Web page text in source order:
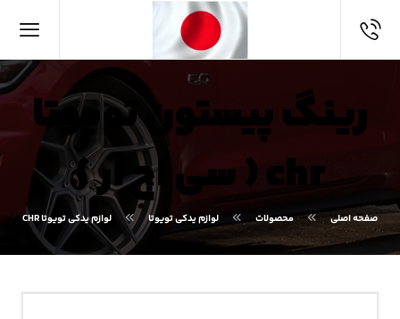
رینگ پیستون تویوتا
chr ( سی اچ آر )
صفحه اصلی محصولات لوازم یدکی تویوتا لوازم یدکی تویوتا CHR